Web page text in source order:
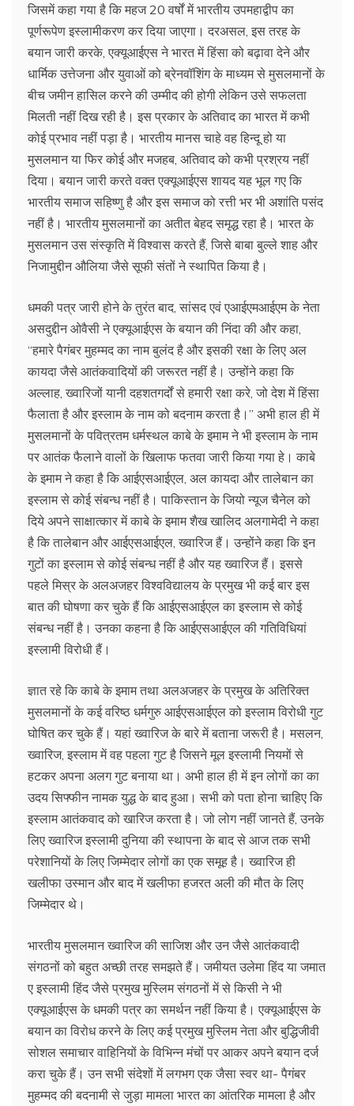
जिसमें कहा गया है कि महज 20 वर्षों में भारतीय उपमहाद्वीप का
पूर्णरूपेण इस्लामीकरण कर दिया जाएगा। दरअसल, इस तरह के
बयान जारी करके, एक्यूआईएस ने भारत में हिंसा को बढ़ावा देने और
धार्मिक उत्तेजना और युवाओं को ब्रेनवॉशिंग के माध्यम से मुसलमानों के
बीच जमीन हासिल करने की उम्मीद की होगी लेकिन उसे सफलता
मिलती नहीं दिख रही है। इस प्रकार के अतिवाद का भारत में कभी
कोई प्रभाव नहीं पड़ा है। भारतीय मानस चाहे वह हिन्दू हो या
मुसलमान या फिर कोई और मजहब, अतिवाद को कभी प्रश्रय नहीं
दिया। बयान जारी करते वक्त एक्यूआईएस शायद यह भूल गए कि
भारतीय समाज सहिष्णु है और इस समाज को रत्ती भर भी अशांति पसंद
नहीं है। भारतीय मुसलमानों का अतीत बेहद समृद्ध रहा है। भारत के
मुसलमान उस संस्कृति में विश्वास करते हैं, जिसे बाबा बुल्ले शाह और
निजामुद्दीन औलिया जैसे सूफी संतों ने स्थापित किया है।
धमकी पत्र जारी होने के तुरंत बाद, सांसद एवं एआईएमआईएम के नेता
असदुद्दीन ओवैसी ने एक्यूआईएस के बयान की निंदा की और कहा,
‘‘हमारे पैगंबर मुहम्मद का नाम बुलंद है और इसकी रक्षा के लिए अल
कायदा जैसे आतंकवादियों की जरूरत नहीं है। उन्होंने कहा कि
अल्लाह, ख्वारिजों यानी दहशतगर्दों से हमारी रक्षा करे, जो देश में हिंसा
फैलाता है और इस्लाम के नाम को बदनाम करता है।’’ अभी हाल ही में
मुसलमानों के पवित्रतम धर्मस्थल काबे के इमाम ने भी इस्लाम के नाम
पर आतंक फैलाने वालों के खिलाफ फतवा जारी किया गया हे। काबे
के इमाम ने कहा है कि आईएसआईएल, अल कायदा और तालेबान का
इस्लाम से कोई संबन्ध नहीं है। पाकिस्तान के जियो न्यूज चैनेल को
दिये अपने साक्षात्कार में काबे के इमाम शैख खालिद अलगामेदी ने कहा
है कि तालेबान और आईएसआईएल, ख्वारिज हैं। उन्होंने कहा कि इन
गुटों का इस्लाम से कोई संबन्ध नहीं है और यह ख्वारिज हैं। इससे
पहले मिस्र के अलअजहर विश्वविद्यालय के प्रमुख भी कई बार इस
बात की घोषणा कर चुके हैं कि आईएसआईएल का इस्लाम से कोई
संबन्ध नहीं है। उनका कहना है कि आईएसआईएल की गतिविधियां
इस्लामी विरोधी हैं।
ज्ञात रहे कि काबे के इमाम तथा अलअजहर के प्रमुख के अतिरिक्त
मुसलमानों के कई वरिष्ठ धर्मगुरु आईएसआईएल को इस्लाम विरोधी गुट
घोषित कर चुके हैं। यहां ख्वारिज के बारे में बताना जरूरी है। मसलन,
ख्वारिज, इस्लाम में वह पहला गुट है जिसने मूल इस्लामी नियमों से
हटकर अपना अलग गुट बनाया था। अभी हाल ही में इन लोगों का का
उदय सिफ्फीन नामक युद्ध के बाद हुआ। सभी को पता होना चाहिए कि
इस्लाम आतंकवाद को खारिज करता है। जो लोग नहीं जानते हैं, उनके
लिए ख्वारिज इस्लामी दुनिया की स्थापना के बाद से आज तक सभी
परेशानियों के लिए जिम्मेदार लोगों का एक समूह है। ख्वारिज ही
खलीफा उस्मान और बाद में खलीफा हजरत अली की मौत के लिए
जिम्मेदार थे।
भारतीय मुसलमान ख्वारिज की साजिश और उन जैसे आतंकवादी
संगठनों को बहुत अच्छी तरह समझते हैं। जमीयत उलेमा हिंद या जमात
ए इस्लामी हिंद जैसे प्रमुख मुस्लिम संगठनों में से किसी ने भी
एक्यूआईएस के धमकी पत्र का समर्थन नहीं किया है। एक्यूआईएस के
बयान का विरोध करने के लिए कई प्रमुख मुस्लिम नेता और बुद्धिजीवी
सोशल समाचार वाहिनियों के विभिन्न मंचों पर आकर अपने बयान दर्ज
करा चुके हैं। उन सभी संदेशों में लगभग एक जैसा स्वर था- पैगंबर
मुहम्मद की बदनामी से जुड़ा मामला भारत का आंतरिक मामला है और